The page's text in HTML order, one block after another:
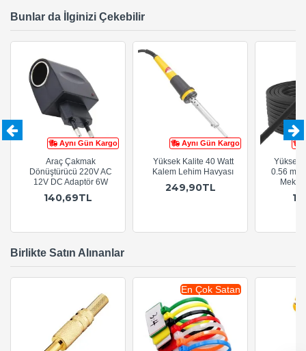
Bunlar da İlginizi Çekebilir
Aynı Gün Kargo
Araç Çakmak
Dönüştürücü 220V AC
12V DC Adaptör 6W
140,69TL
Aynı Gün Kargo
Yüksek Kalite 40 Watt
Kalem Lehim Havyası
249,90TL
Yüksek
0.56 mm
Birlikte Satın Alınanlar
En Çok Satan